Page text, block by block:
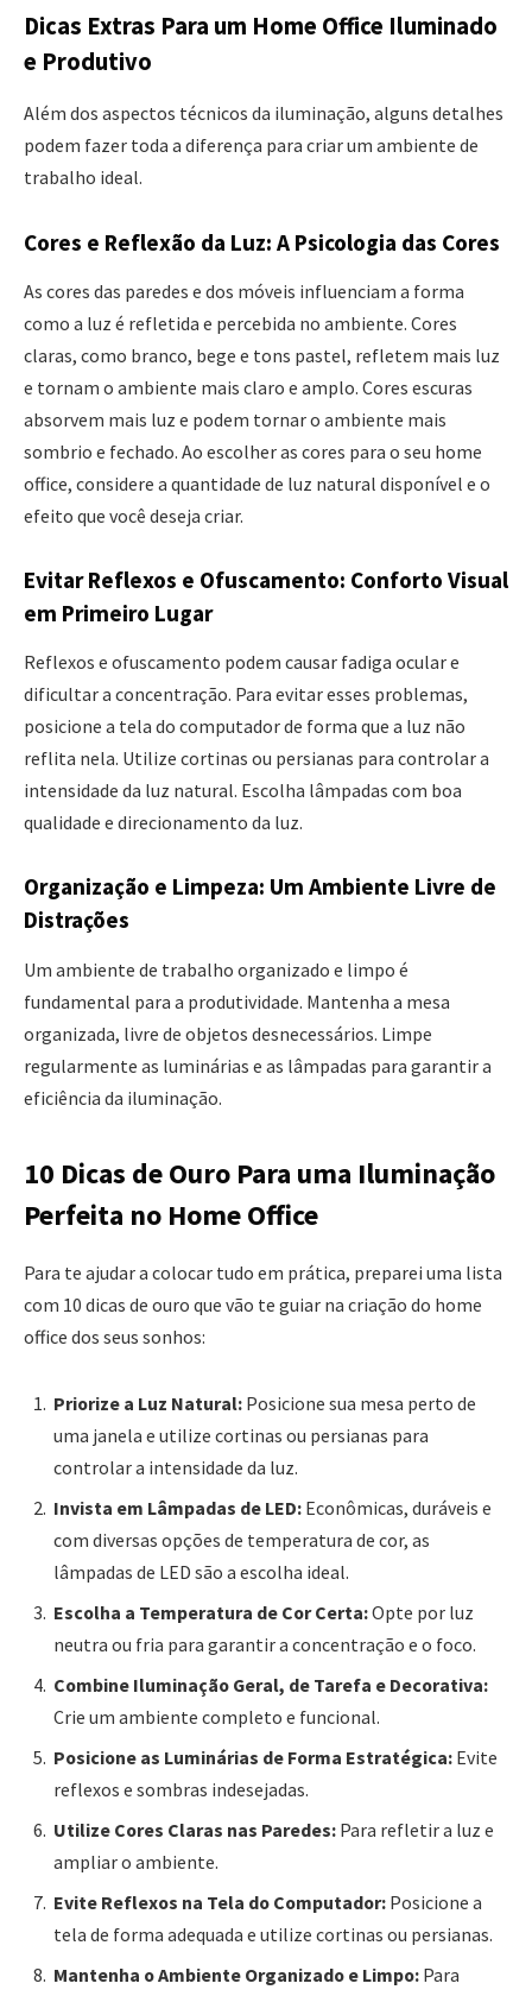
Dicas Extras Para um Home Office Iluminado
e Produtivo
Além dos aspectos técnicos da iluminação, alguns detalhes
podem fazer toda a diferença para criar um ambiente de
trabalho ideal.
Cores e Reflexão da Luz: A Psicologia das Cores
As cores das paredes e dos móveis influenciam a forma
como a luz é refletida e percebida no ambiente. Cores
claras, como branco, bege e tons pastel, refletem mais luz
e tornam o ambiente mais claro e amplo. Cores escuras
absorvem mais luz e podem tornar o ambiente mais
sombrio e fechado. Ao escolher as cores para o seu home
office, considere a quantidade de luz natural disponível e o
efeito que você deseja criar.
Evitar Reflexos e Ofuscamento: Conforto Visual
em Primeiro Lugar
Reflexos e ofuscamento podem causar fadiga ocular e
dificultar a concentração. Para evitar esses problemas,
posicione a tela do computador de forma que a luz não
reflita nela. Utilize cortinas ou persianas para controlar a
intensidade da luz natural. Escolha lâmpadas com boa
qualidade e direcionamento da luz.
Organização e Limpeza: Um Ambiente Livre de
Distrações
Um ambiente de trabalho organizado e limpo é
fundamental para a produtividade. Mantenha a mesa
organizada, livre de objetos desnecessários. Limpe
regularmente as luminárias e as lâmpadas para garantir a
eficiência da iluminação.
10 Dicas de Ouro Para uma Iluminação
Perfeita no Home Office
Para te ajudar a colocar tudo em prática, preparei uma lista
com 10 dicas de ouro que vão te guiar na criação do home
office dos seus sonhos:
Priorize a Luz Natural: Posicione sua mesa perto de
uma janela e utilize cortinas ou persianas para
controlar a intensidade da luz.
Invista em Lâmpadas de LED: Econômicas, duráveis e
com diversas opções de temperatura de cor, as
lâmpadas de LED são a escolha ideal.
Escolha a Temperatura de Cor Certa:Opte por luz
neutra ou fria para garantir a concentração e o foco.
Combine Iluminação Geral, de Tarefa e Decorativa:
Crie um ambiente completo e funcional.
Posicione as Luminárias de Forma Estratégica: Evite
reflexos e sombras indesejadas.
Utilize Cores Claras nas Paredes: Para refletir a luz e
ampliar o ambiente.
Evite Reflexos na Tela do Computador: Posicione a
tela de forma adequada e utilize cortinas ou persianas.
Mantenha o Ambiente Organizado e Limpo: Para